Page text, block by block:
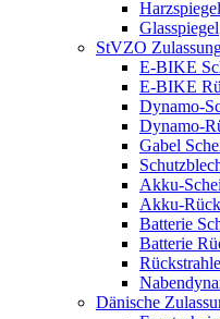
Harzspiegel
Glasspiegel
StVZO
E-BIKE
E-BIKE
Dynamo-
Dynamo-
Gabel
Akku-
Akku-
Batterie
Batterie
Dänische